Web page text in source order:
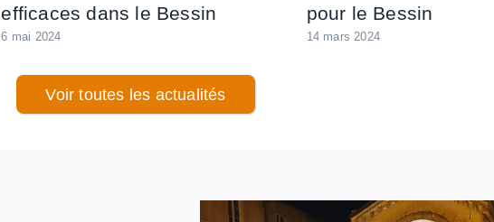
efficaces dans le Bessin
6 mai 2024
pour le Bessin
14 mars 2024
Voir toutes les actualités